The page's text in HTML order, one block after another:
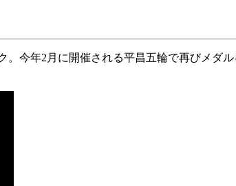
今年2月に開催される平昌五輪で再びメダ